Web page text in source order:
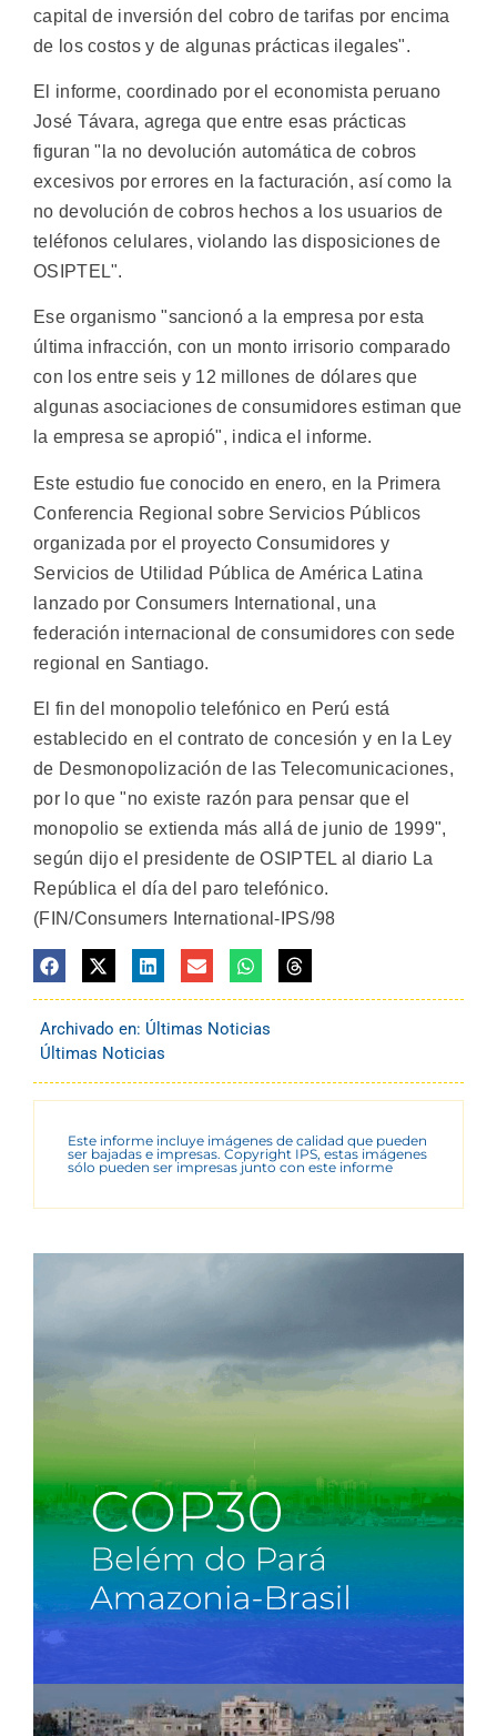
capital de inversión del cobro de tarifas por encima
de los costos y de algunas prácticas ilegales".
El informe, coordinado por el economista peruano
José Távara, agrega que entre esas prácticas
figuran "la no devolución automática de cobros
excesivos por errores en la facturación, así como la
no devolución de cobros hechos a los usuarios de
teléfonos celulares, violando las disposiciones de
OSIPTEL".
Ese organismo "sancionó a la empresa por esta
última infracción, con un monto irrisorio comparado
con los entre seis y 12 millones de dólares que
algunas asociaciones de consumidores estiman que
la empresa se apropió", indica el informe.
Este estudio fue conocido en enero, en la Primera
Conferencia Regional sobre Servicios Públicos
organizada por el proyecto Consumidores y
Servicios de Utilidad Pública de América Latina
lanzado por Consumers International, una
federación internacional de consumidores con sede
regional en Santiago.
El fin del monopolio telefónico en Perú está
establecido en el contrato de concesión y en la Ley
de Desmonopolización de las Telecomunicaciones,
por lo que "no existe razón para pensar que el
monopolio se extienda más allá de junio de 1999",
según dijo el presidente de OSIPTEL al diario La
República el día del paro telefónico.
(FIN/Consumers International-IPS/98
Archivado en: Últimas Noticias
Últimas Noticias
Este informe incluye imágenes de calidad que pueden
ser bajadas e impresas. Copyright IPS, estas imágenes
sólo pueden ser impresas junto con este informe